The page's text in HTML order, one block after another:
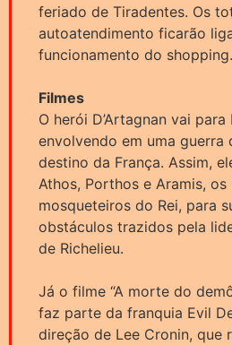
feriado de Tiradentes. Os
autoatendimento ficarão
funcionamento do shopping.
Filmes
O herói D’Artagnan vai
envolvendo em uma guerra
destino da França. Assim,
Athos, Porthos e Aramis, os
mosqueteiros do Rei, para
obstáculos trazidos pela
de Richelieu.
Já o filme “A morte do
faz parte da franquia Evil
direção de Lee Cronin, que